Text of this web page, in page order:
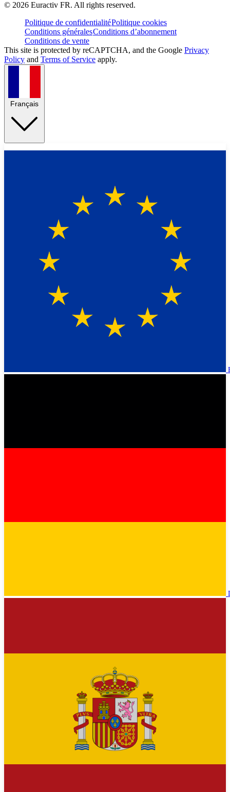
© 2026 Euractiv FR. All rights reserved.
Politique de confidentialitéPolitique cookies
Conditions généralesConditions d’abonnement
Conditions de vente
This site is protected by reCAPTCHA, and the Google Privacy
Policy and Terms of Service apply.
Français